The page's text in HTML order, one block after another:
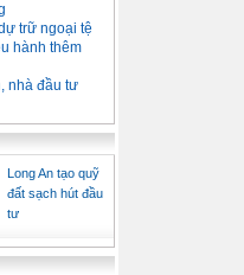
trữ ngoại tệ
hành thêm
nhà đầu tư
Long An tạo quỹ
đất sạch hút đầu
tư